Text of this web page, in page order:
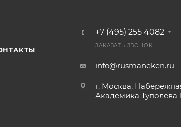
+7 (495) 255 4082
ЗАКАЗАТЬ ЗВОНОК
info@rusmaneken.ru
г. Москва,
Академика Туполева